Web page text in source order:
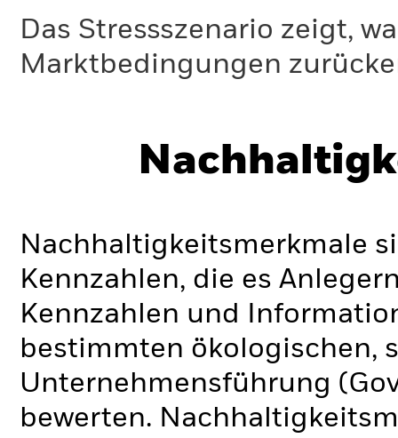
Das Stressszenario zeigt,
Marktbedingungen
Nachhaltigkeitsmerkmale
Kennzahlen, die es
Kennzahlen und
bestimmten ökologischen,
Unternehmensführung
bewerten.